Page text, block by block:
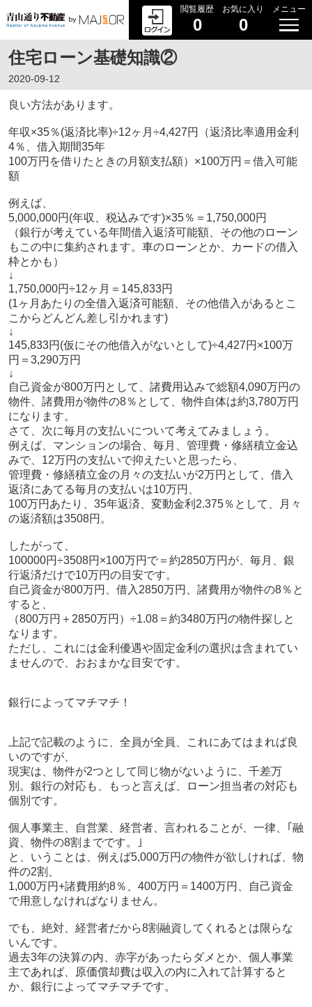
閲覧履歴
0
お気に入り
0
メニュー
住宅ローン基礎知識②
2020-09-12
良い方法があります。
年収×35％(返済比率)÷12ヶ月÷4,427円（返済比率適用金利
4％、借入期間35年
100万円を借りたときの月額支払額）×100万円＝借入可能
額
例えば、
5,000,000円(年収、税込みです)×35％＝1,750,000円
（銀行が考えている年間借入返済可能額、その他のローン
もこの中に集約されます。車のローンとか、カードの借入
枠とかも）
↓
1,750,000円÷12ヶ月＝145,833円
(1ヶ月あたりの全借入返済可能額、その他借入があるとこ
こからどんどん差し引かれます)
↓
145,833円(仮にその他借入がないとして)÷4,427円×100万
円＝3,290万円
↓
自己資金が800万円として、諸費用込みで総額4,090万円の
物件、諸費用が物件の8％として、物件自体は約3,780万円
になります。
さて、次に毎月の支払いについて考えてみましょう。
例えば、マンションの場合、毎月、管理費・修繕積立金込
みで、12万円の支払いで抑えたいと思ったら、
管理費・修繕積立金の月々の支払いが2万円として、借入
返済にあてる毎月の支払いは10万円、
100万円あたり、35年返済、変動金利2.375％として、月々
の返済額は3508円。
したがって、
100000円÷3508円×100万円で＝約2850万円が、毎月、銀
行返済だけで10万円の目安です。
自己資金が800万円、借入2850万円、諸費用が物件の8％と
すると、
（800万円＋2850万円）÷1.08＝約3480万円の物件探しと
なります。
ただし、これには金利優遇や固定金利の選択は含まれてい
ませんので、おおまかな目安です。
銀行によってマチマチ！
上記で記載のように、全員が全員、これにあてはまれば良
いのですが、
現実は、物件が2つとして同じ物がないように、千差万
別。銀行の対応も、もっと言えば、ローン担当者の対応も
個別です。
個人事業主、自営業、経営者、言われることが、一律、｢融
資、物件の8割までです。｣
と、いうことは、例えば5,000万円の物件が欲しければ、物
件の2割、
1,000万円+諸費用約8％、400万円＝1400万円、自己資金
で用意しなければなりません。
でも、絶対、経営者だから8割融資してくれるとは限らな
いんです。
過去3年の決算の内、赤字があったらダメとか、個人事業
主であれば、原価償却費は収入の内に入れて計算すると
か、銀行によってマチマチです。